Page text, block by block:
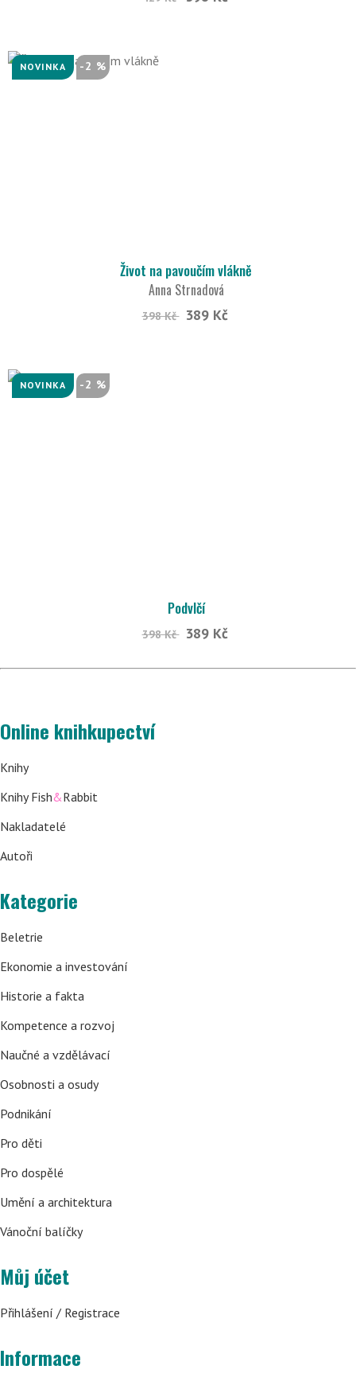
NOVINKA -2 %
Život na pavoučím vlákně
Anna Strnadová
398 Kč 389 Kč
NOVINKA -2 %
Podvlčí
398 Kč 389 Kč
Online knihkupectví
Knihy
Knihy Fish&Rabbit
Nakladatelé
Autoři
Kategorie
Beletrie
Ekonomie a investování
Historie a fakta
Kompetence a rozvoj
Naučné a vzdělávací
Osobnosti a osudy
Podnikání
Pro děti
Pro dospělé
Umění a architektura
Vánoční balíčky
Můj účet
Přihlášení / Registrace
Informace